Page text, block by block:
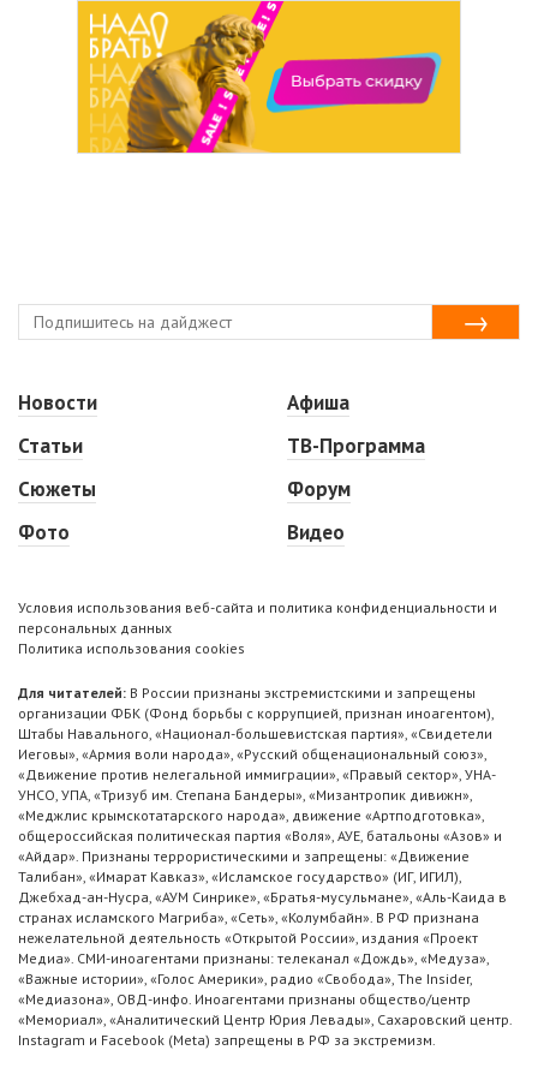
Новости
Статьи
Сюжеты
Фото
Афиша
ТВ-Программа
Форум
Видео
Условия использования веб-сайта и политика конфиденциальности и
персональных данных
Политика использования cookies
Для читателей: В России признаны экстремистскими и запрещены
организации ФБК (Фонд борьбы с коррупцией, признан иноагентом),
Штабы Навального, «Национал-большевистская партия», «Свидетели
Иеговы», «Армия воли народа», «Русский общенациональный союз»,
«Движение против нелегальной иммиграции», «Правый сектор», УНА-
УНСО, УПА, «Тризуб им. Степана Бандеры», «Мизантропик дивижн»,
«Меджлис крымскотатарского народа», движение «Артподготовка»,
общероссийская политическая партия «Воля», АУЕ, батальоны «Азов» и
«Айдар». Признаны террористическими и запрещены: «Движение
Талибан», «Имарат Кавказ», «Исламское государство» (ИГ, ИГИЛ),
Джебхад-ан-Нусра, «АУМ Синрике», «Братья-мусульмане», «Аль-Каида в
странах исламского Магриба», «Сеть», «Колумбайн». В РФ признана
нежелательной деятельность «Открытой России», издания «Проект
Медиа». СМИ-иноагентами признаны: телеканал «Дождь», «Медуза»,
«Важные истории», «Голос Америки», радио «Свобода», The Insider,
«Медиазона», ОВД-инфо. Иноагентами признаны общество/центр
«Мемориал», «Аналитический Центр Юрия Левады», Сахаровский центр.
Instagram и Facebook (Metа) запрещены в РФ за экстремизм.